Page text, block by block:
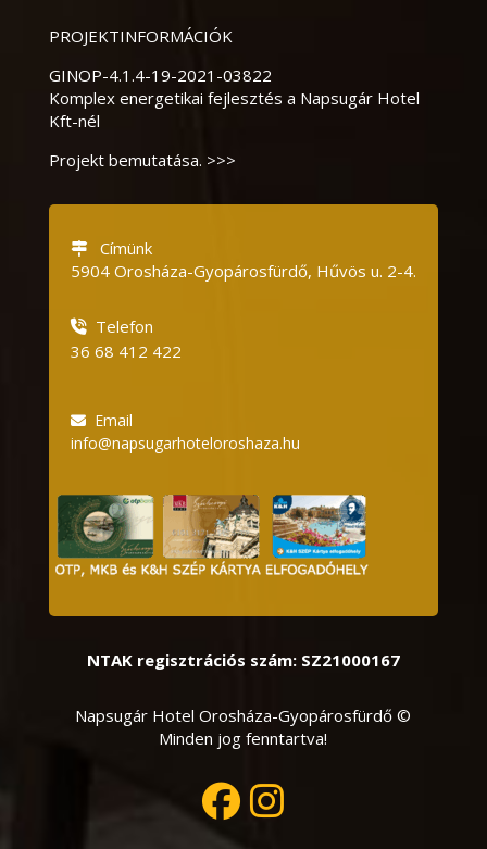
PROJEKTINFORMÁCIÓK
GINOP-4.1.4-19-2021-03822
Komplex energetikai fejlesztés a Napsugár Hotel
Kft-nél
Projekt bemutatása. >>>
Címünk
5904 Orosháza-Gyopárosfürdő, Hűvös u. 2-4.
Telefon
36 68 412 422
Email
info@napsugarhoteloroshaza.hu
NTAK regisztrációs szám: SZ21000167
Napsugár Hotel Orosháza-Gyopárosfürdő ©
Minden jog fenntartva!